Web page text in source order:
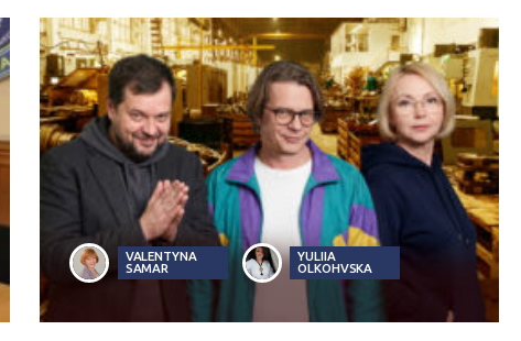
VALENTYNA
SAMAR
YULIIA
OLKOHVSKA